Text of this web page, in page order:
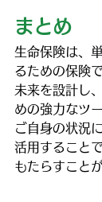
まとめ
生命保険は、
るための保険
未来を設計し
めの強力なツ
ご自身の状況
活用すること
もたらすこと